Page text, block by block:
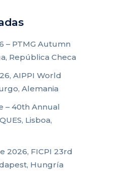
– PTMG Autumn
República Checa
AIPPI World
Alemania
– 40th Annual
Lisboa,
2026, FICPI 23rd
Hungría